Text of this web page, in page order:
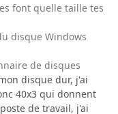
font quelle taille tes
disque Windows
de disques
disque dur, j'ai
40x3 qui donnent
de travail, j'ai